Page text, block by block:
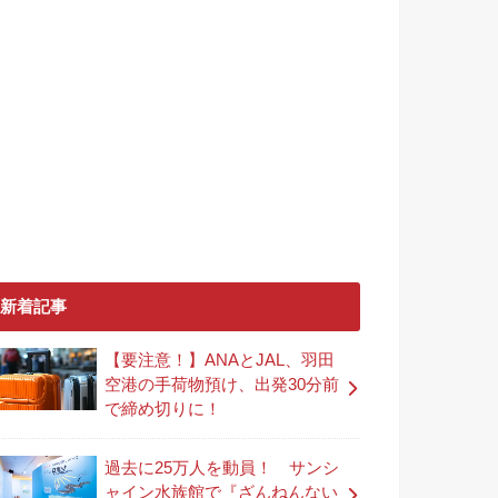
新着記事
【要注意！】ANAとJAL、羽田
空港の手荷物預け、出発30分前
で締め切りに！
過去に25万人を動員！ サンシ
ャイン水族館で『ざんねんない